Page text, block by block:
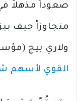
صعوداً مذهلاً
متجاوزاً جيف
ولاري بيج
القوي لأسهم